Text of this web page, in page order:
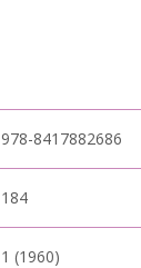
978-8417882686
184
1 (1960)